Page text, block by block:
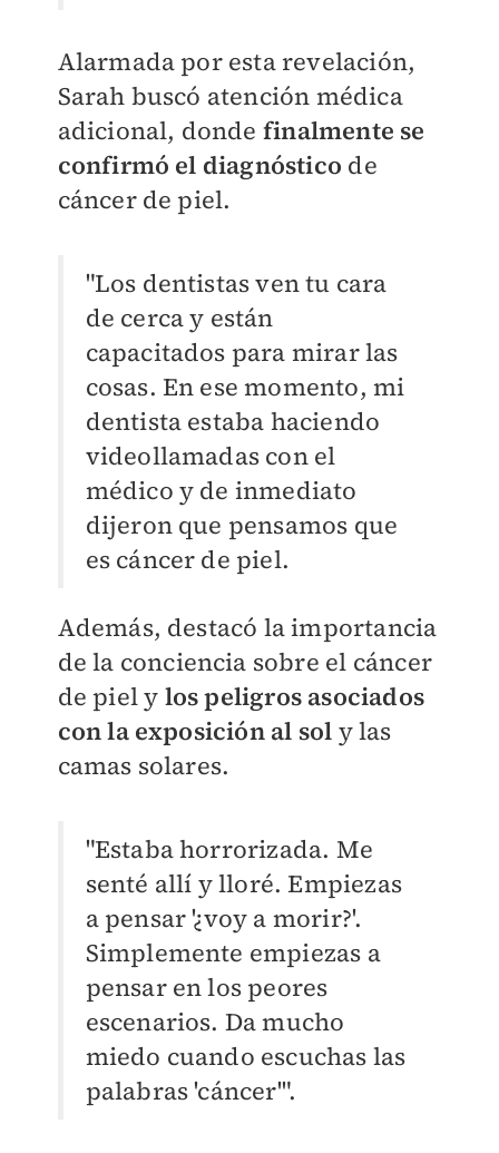
Alarmada por esta revelación,
Sarah buscó atención médica
adicional, donde finalmente se
confirmó el diagnóstico de
cáncer de piel.
"Los dentistas ven tu cara
de cerca y están
capacitados para mirar las
cosas. En ese momento, mi
dentista estaba haciendo
videollamadas con el
médico y de inmediato
dijeron que pensamos que
es cáncer de piel.
Además, destacó la importancia
de la conciencia sobre el cáncer
de piel y los peligros asociados
con la exposición al sol y las
camas solares.
"Estaba horrorizada. Me
senté allí y lloré. Empiezas
a pensar '¿voy a morir?'.
Simplemente empiezas a
pensar en los peores
escenarios. Da mucho
miedo cuando escuchas las
palabras 'cáncer'".